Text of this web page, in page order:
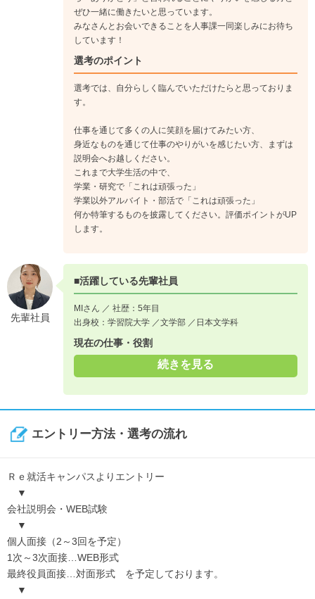
機械化・オートメーション化されているので
しっかり監視・メンテナンスを行う業務です。
《入社1年目》
を覚えて頂きます。（OJT研修）
《入社3年目》
仕事にも慣れ、新しく入社する新入社員の面倒を見る指導員と
して頑張って頂きます。
早い人はライン長として数名の部下を持つ立場になります。
活躍頂きます。
マネジメントに対して熟練し、食品衛生・原価管理・設備管
理・工程管理といった全体を見渡す立場になって頂きます。
一般職（品質検査職）
生産ラインの工程内検査（物性検査、官能検査、細菌検査等）
理系学科もしくは栄養学履修した方は適している仕事です。
も可能です。
実際に一般職（品質検査）から研究開発職（コアメンバー）へ
のキャリアUPもあります。
ぜひ一緒に働きたいと思っています。
みなさんとお会いできることを人事課一同楽しみにお待ち
しています！
選考のポイント
選考では、自分らしく臨んでいただけたらと思っておりま
す。
仕事を通じて多くの人に笑顔を届けてみたい方、
身近なものを通じて仕事のやりがいを感じたい方、まずは
説明会へお越しください。
これまで大学生活の中で、
学業・研究で「これは頑張った」
学業以外アルバイト・部活で「これは頑張った」
何か特筆するものを披露してください。評価ポイントがUP
します。
先輩社員
■活躍している先輩社員
MIさん ／ 社歴：5年目
出身校：学習院大学 ／文学部 ／日本文学科
現在の仕事・役割
続きを見る
エントリー方法・選考の流れ
Ｒｅ就活キャンパスよりエントリー
▼
会社説明会・WEB試験
▼
個人面接（2～3回を予定）
1次～3次面接…WEB形式
最終役員面接…対面形式 を予定しております。
▼